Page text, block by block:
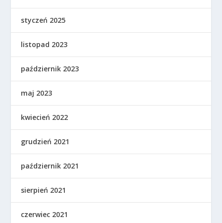
styczeń 2025
listopad 2023
październik 2023
maj 2023
kwiecień 2022
grudzień 2021
październik 2021
sierpień 2021
czerwiec 2021